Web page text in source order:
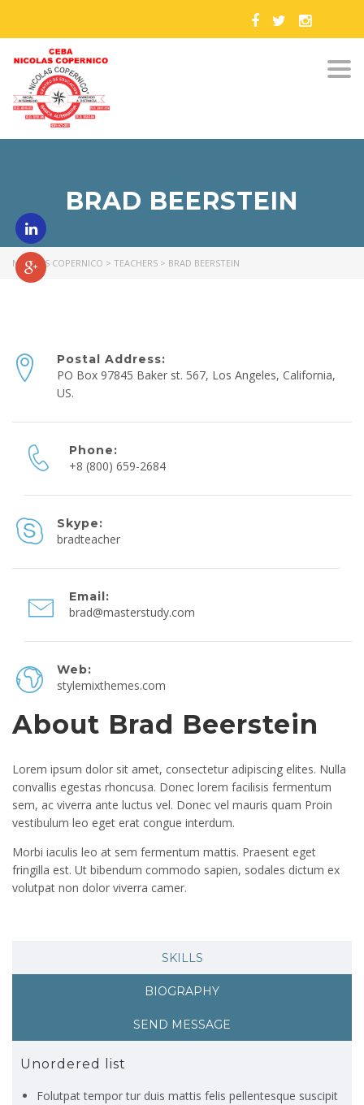
BRAD BEERSTEIN
NICOLAS COPERNICO > TEACHERS > BRAD BEERSTEIN
Postal Address:
PO Box 97845 Baker st. 567, Los Angeles, California,
US.
Phone:
+8 (800) 659-2684
Skype:
bradteacher
Email:
brad@masterstudy.com
Web:
stylemixthemes.com
About Brad Beerstein
Lorem ipsum dolor sit amet, consectetur adipiscing elites. Nulla
convallis egestas rhoncusa. Donec lorem facilisis fermentum
sem, ac viverra ante luctus vel. Donec vel mauris quam Proin
vestibulum leo eget erat congue interdum.
Morbi iaculis leo at sem fermentum mattis. Praesent eget
fringilla est. Ut bibendum commodo sapien, sodales dictum ex
volutpat non dolor viverra camer.
SKILLS
BIOGRAPHY
SEND MESSAGE
Unordered list
Folutpat tempor tur duis mattis felis pellentesque suscipit